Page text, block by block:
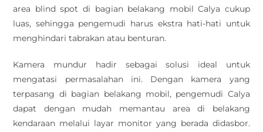
area blind spot di bagian belakang mobil Calya cukup
luas, sehingga pengemudi harus ekstra hati-hati untuk
menghindari tabrakan atau benturan.
Kamera mundur hadir sebagai solusi ideal untuk
mengatasi permasalahan ini. Dengan kamera yang
terpasang di bagian belakang mobil, pengemudi Calya
dapat dengan mudah memantau area di belakang
kendaraan melalui layar monitor yang berada didasbor.